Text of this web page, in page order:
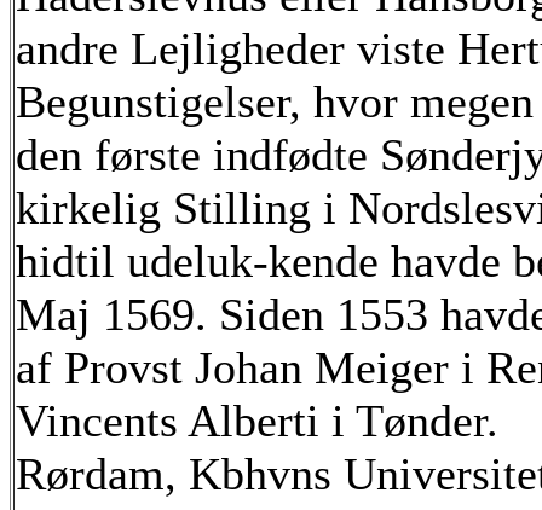
andre Lejligheder viste
Begunstigelser, hvor
den første indfødte
kirkelig Stilling i
hidtil udeluk-kende havde
Maj 1569. Siden 1553
af Provst Johan Meiger i
Vincents Alberti i Tønder.
Rørdam, Kbhvns